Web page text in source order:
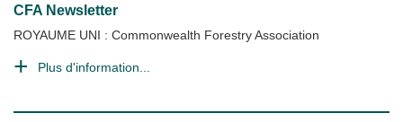
CFA Newsletter
ROYAUME UNI : Commonwealth Forestry Association
Plus d'information...